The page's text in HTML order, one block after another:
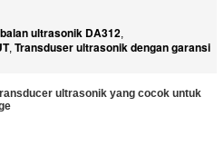
ultrasonik DA312,
, Transduser ultrasonik dengan garansi
ultrasonik yang cocok untuk